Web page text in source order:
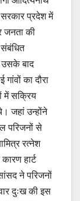
सरकार प्रदेश में
जनता की
उसके बाद
का दौरा
में सक्रिय
जहां उन्होंने
परिजनों से
रत्नेश
हार्ट
ने परिजनों
दुःख की इस